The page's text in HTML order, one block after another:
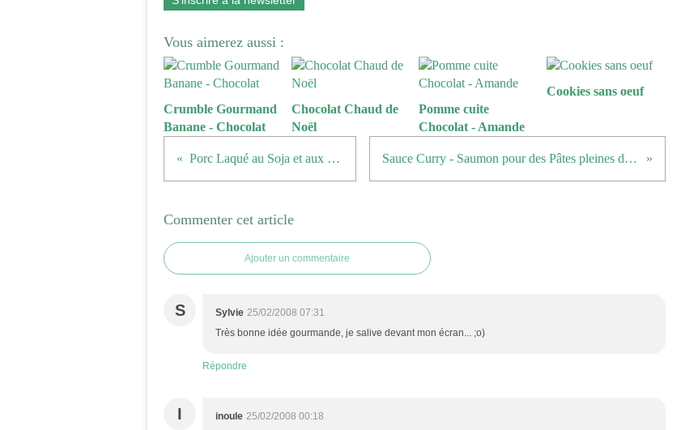
Vous aimerez aussi :
Crumble Gourmand
Banane - Chocolat
Chocolat Chaud de
Noël
Pomme cuite
Chocolat - Amande
Cookies sans oeuf
Porc Laqué au Soja et aux Sésames Sauce Curry - Saumon pour des Pâtes pleines de saveurs ...
Commenter cet article
Ajouter un commentaire
S Sylvie 25/02/2008 07:31
Très bonne idée gourmande, je salive devant mon écran... ;o)
Répondre
I inoule 25/02/2008 00:18